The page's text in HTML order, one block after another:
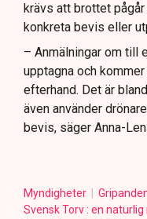
krävs att brottet
konkreta bevis eller
– Anmälningar om till
upptagna och
efterhand. Det är
även använder
bevis, säger Anna-
Myndigheter
Svensk Torv : en naturlig